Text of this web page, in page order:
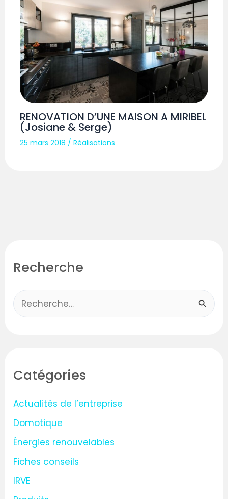
RENOVATION D’UNE MAISON A MIRIBEL
(Josiane & Serge)
25 mars 2018 /Réalisations
Recherche
R
e
c
h
e
r
Catégories
Actualités de l’entreprise
Domotique
Énergies renouvelables
Fiches conseils
IRVE